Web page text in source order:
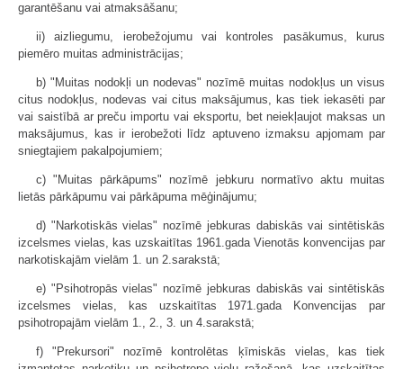
garantēšanu vai atmaksāšanu;
ii) aizliegumu, ierobežojumu vai kontroles pasākumus, kurus
piemēro muitas administrācijas;
b) "Muitas nodokļi un nodevas" nozīmē muitas nodokļus un visus
citus nodokļus, nodevas vai citus maksājumus, kas tiek iekasēti par
vai saistībā ar preču importu vai eksportu, bet neiekļaujot maksas un
maksājumus, kas ir ierobežoti līdz aptuveno izmaksu apjomam par
sniegtajiem pakalpojumiem;
c) "Muitas pārkāpums" nozīmē jebkuru normatīvo aktu muitas
lietās pārkāpumu vai pārkāpuma mēģinājumu;
d) "Narkotiskās vielas" nozīmē jebkuras dabiskās vai sintētiskās
izcelsmes vielas, kas uzskaitītas 1961.gada Vienotās konvencijas par
narkotiskajām vielām 1. un 2.sarakstā;
e) "Psihotropās vielas" nozīmē jebkuras dabiskās vai sintētiskās
izcelsmes vielas, kas uzskaitītas 1971.gada Konvencijas par
psihotropajām vielām 1., 2., 3. un 4.sarakstā;
f) "Prekursori" nozīmē kontrolētas ķīmiskās vielas, kas tiek